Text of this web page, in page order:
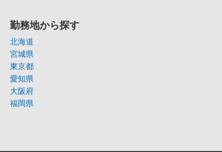
勤務地から探す
北海道
宮城県
東京都
愛知県
大阪府
福岡県